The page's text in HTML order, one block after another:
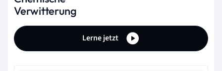
Verwitterung
Lerne jetzt